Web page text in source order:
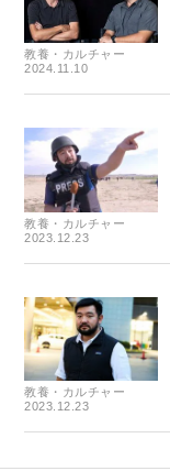
教養・カルチャー
2024.11.10
教養・カルチャー
2023.12.23
教養・カルチャー
2023.12.23